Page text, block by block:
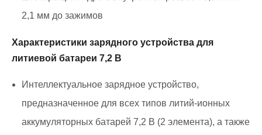
2,1 мм до зажимов
Характеристики зарядного устройства для
литиевой батареи 7,2 В
Интеллектуальное зарядное устройство,
предназначенное для всех типов литий-ионных
аккумуляторных батарей 7,2 В (2 элемента), а также